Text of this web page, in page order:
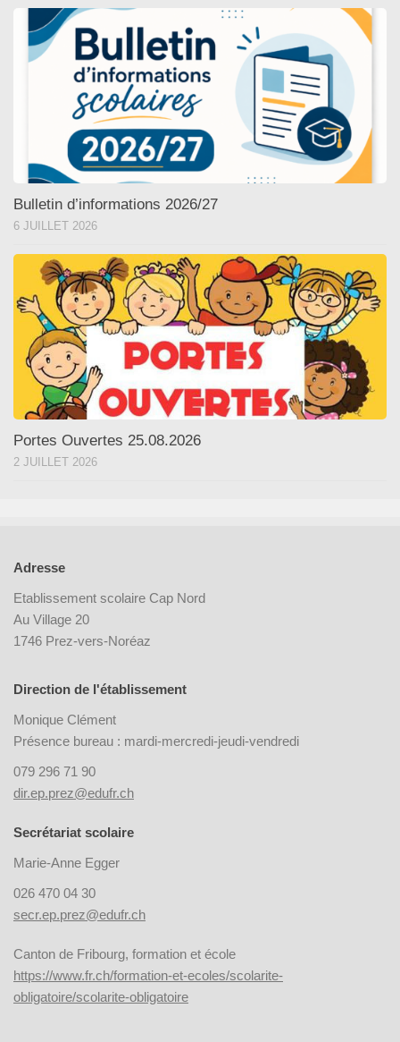
Bulletin d’informations 2026/27
6 JUILLET 2026
Portes Ouvertes 25.08.2026
2 JUILLET 2026
Adresse
Etablissement scolaire Cap Nord
Au Village 20
1746 Prez-vers-Noréaz
Direction de l'établissement
Monique Clément
Présence bureau : mardi-mercredi-jeudi-vendredi
079 296 71 90
dir.ep.prez@edufr.ch
Secrétariat scolaire
Marie-Anne Egger
026 470 04 30
secr.ep.prez@edufr.ch
Canton de Fribourg, formation et école
https://www.fr.ch/formation-et-ecoles/scolarite-
obligatoire/scolarite-obligatoire